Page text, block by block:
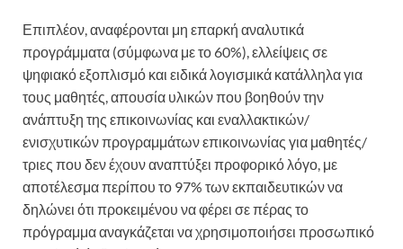
Επιπλέον, αναφέρονται μη επαρκή αναλυτικά
προγράμματα (σύμφωνα με το 60%), ελλείψεις σε
ψηφιακό εξοπλισμό και ειδικά λογισμικά κατάλληλα για
τους μαθητές, απουσία υλικών που βοηθούν την
ανάπτυξη της επικοινωνίας και εναλλακτικών/
ενισχυτικών προγραμμάτων επικοινωνίας για μαθητές/
τριες που δεν έχουν αναπτύξει προφορικό λόγο, με
αποτέλεσμα περίπου το 97% των εκπαιδευτικών να
δηλώνει ότι προκειμένου να φέρει σε πέρας το
πρόγραμμα αναγκάζεται να χρησιμοποιήσει προσωπικό